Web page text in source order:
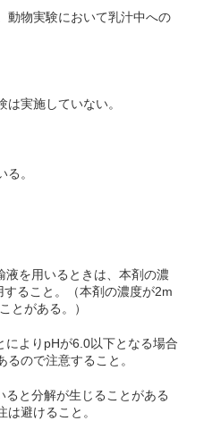
動物実験において乳汁中への
実施していない。
。
を用いるときは、本剤の濃
ること。（本剤の濃度が2m
とがある。）
よりpHが6.0以下となる場合
ので注意すること。
と分解が生じることがある
避けること。